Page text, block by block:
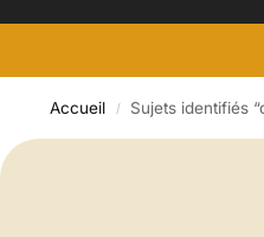
Accueil / Sujets identifiés